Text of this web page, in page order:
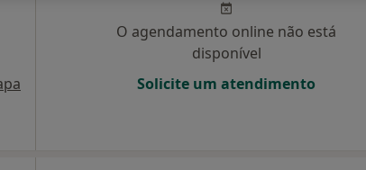
O agendamento online não está
disponível
Solicite um atendimento